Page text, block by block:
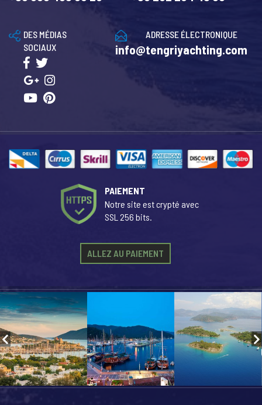
ADRESSE ÉLECTRONIQUE
info@tengriyachting.com
DES MÉDIAS
SOCIAUX
PAIEMENT
Notre site est crypté avec
SSL 256 bits.
ALLEZ AU PAIEMENT